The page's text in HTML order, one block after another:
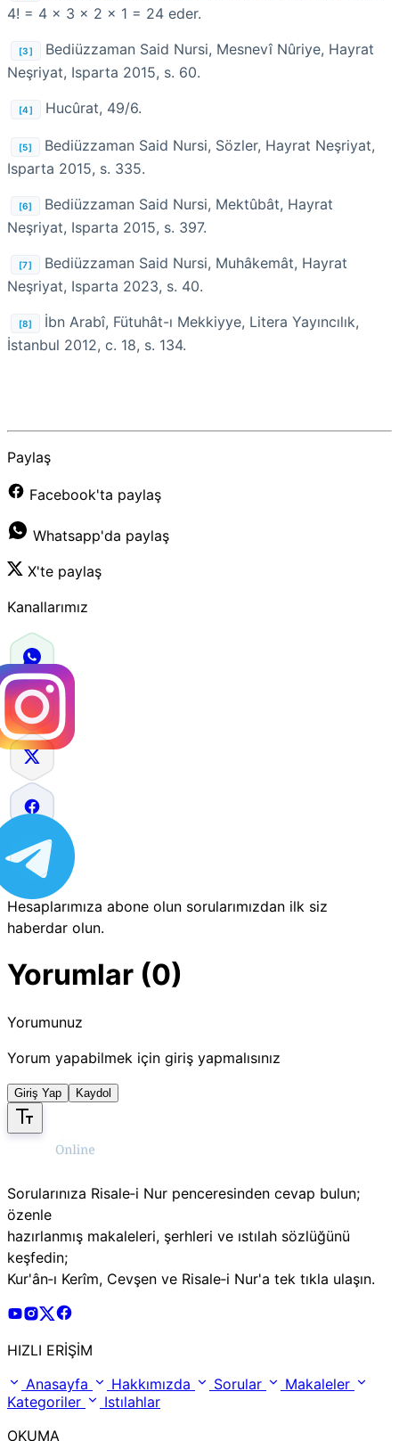
4! = 4 x 3 x 2 x 1 = 24 eder.
[3]
Bediüzzaman Said Nursi, Mesnevî Nûriye, Hayrat
Neşriyat, Isparta 2015, s. 60.
[4] Hucûrat, 49/6.
[5]
Bediüzzaman Said Nursi, Sözler, Hayrat Neşriyat,
Isparta 2015, s. 335.
[6]
Bediüzzaman Said Nursi, Mektûbât, Hayrat
Neşriyat, Isparta 2015, s. 397.
[7]
Bediüzzaman Said Nursi, Muhâkemât, Hayrat
Neşriyat, Isparta 2023, s. 40.
[8]
İbn Arabî, Fütuhât-ı Mekkiyye, Litera Yayıncılık,
İstanbul 2012, c. 18, s. 134.
Paylaş
Facebook'ta paylaş
Whatsapp'da paylaş
X'te paylaş
Kanallarımız
Hesaplarımıza abone olun sorularımızdan ilk siz
haberdar olun.
Yorumlar (0)
Yorumunuz
Yorum yapabilmek için giriş yapmalısınız
Giriş Yap Kaydol
Sorularınıza Risale‑i Nur penceresinden cevap bulun;
özenle
hazırlanmış makaleleri, şerhleri ve ıstılah sözlüğünü
keşfedin;
Kur'ân‑ı Kerîm, Cevşen ve Risale‑i Nur'a tek tıkla ulaşın.
Risale Online Youtube Hesabı
Risale Online Instagram Hesabı
Risale Online X Hesabı
HIZLI ERİŞİM
Anasayfa
Hakkımızda Sorular
Makaleler
Kategoriler
Istılahlar
OKUMA